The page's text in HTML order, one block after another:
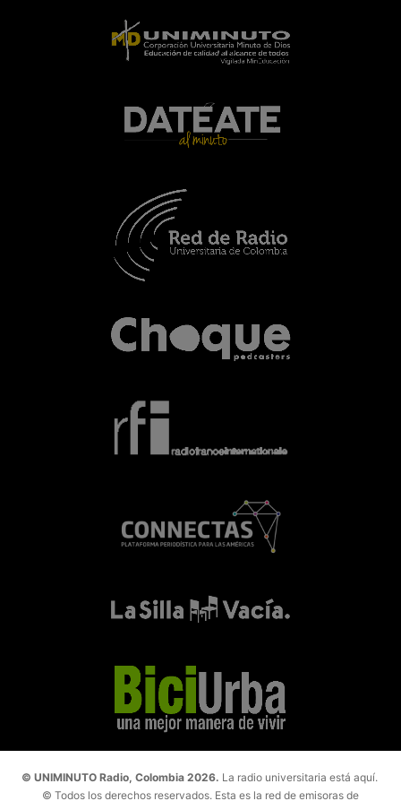
© UNIMINUTO Radio, Colombia 2026. La radio universitaria está aquí.
© Todos los derechos reservados. Esta es la red de emisoras de